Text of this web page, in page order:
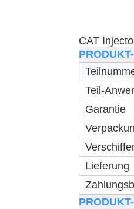
CAT
Teil-
Garantie
Lieferung